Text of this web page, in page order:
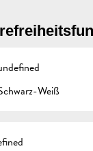
Weiß